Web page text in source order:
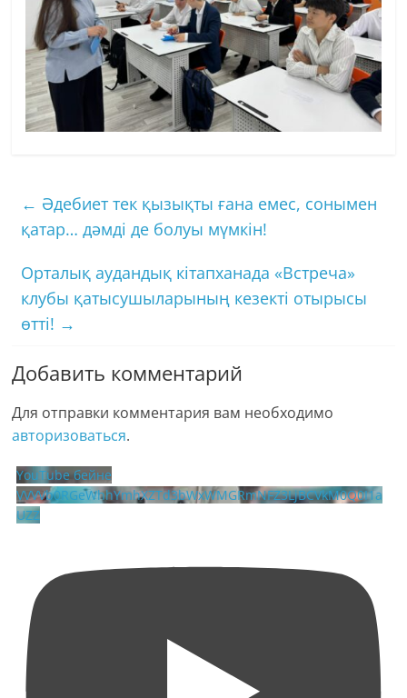
← Әдебиет тек қызықты ғана емес, сонымен
қатар… дәмді де болуы мүмкін!
Орталық аудандық кітапханада «Встреча»
клубы қатысушыларының кезекті отырысы
өтті! →
Добавить комментарий
Для отправки комментария вам необходимо
авторизоваться.
YouTube бейне
VVVVb0RGeWhhYmhXZTd3bWxWMGRmNFZ3LjBCVkM0Q0I1a
UZZ